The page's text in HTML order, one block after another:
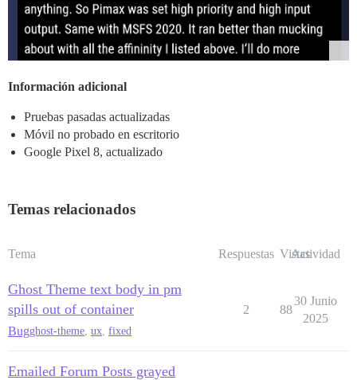
Información adicional
Pruebas pasadas actualizadas
Móvil no probado en escritorio
Google Pixel 8, actualizado
Temas relacionados
Tema Respuestas Vistas
Actividad
Ghost Theme text body in pm
spills out of container
Bugghost-theme, ux, fixed
2 88
30 Junio
2025
Emailed Forum Posts grayed